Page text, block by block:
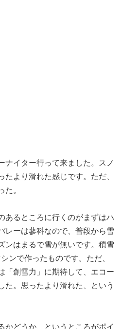
ナイター行って来ました。スノ
たより滑れた感じです。ただ、
た。
あるところに行くのがまずはハ
レーは蓼科なので、普段から雪
ンはまるで雪が無いです。積雪
ンで作ったものです。ただ、
「創雪力」に期待して、エコー
た。思ったより滑れた、という
かどうか、というところがポイ